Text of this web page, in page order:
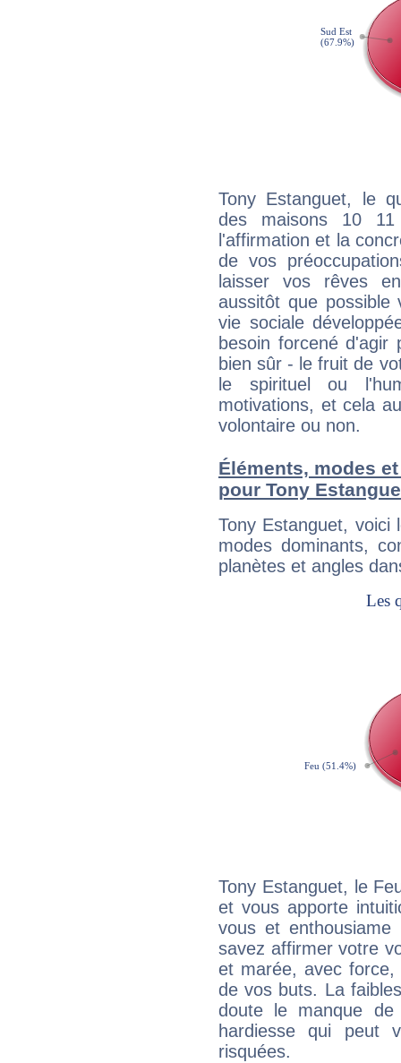
Tony Estanguet, le
des maisons 10
l'affirmation et la
de vos
laisser vos rêves
aussitôt que
vie sociale
besoin forcené
bien sûr - le fruit de
le spirituel ou
motivations, et cela
volontaire ou non.
Éléments, modes
pour Tony
Tony Estanguet, voici
modes dominants,
planètes et angles
Tony Estanguet, le
et vous apporte
vous et
savez affirmer votre
et marée, avec
de vos buts. La
doute le manque
hardiesse qui peut
risquées.